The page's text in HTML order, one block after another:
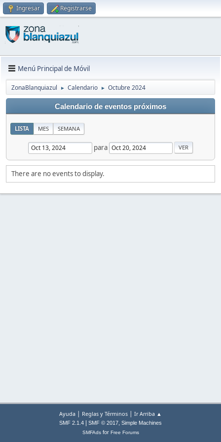
Ingresar Registrarse
Menú Principal de Móvil
ZonaBlanquiazul ► Calendario ► Octubre 2024
Calendario de eventos próximos
LISTA MES SEMANA
para
There are no events to display.
Ayuda | Reglas y Términos | Ir Arriba ▲
SMF 2.1.4 SMF © 2017, Simple Machines
SMFAdsfor Free Forums